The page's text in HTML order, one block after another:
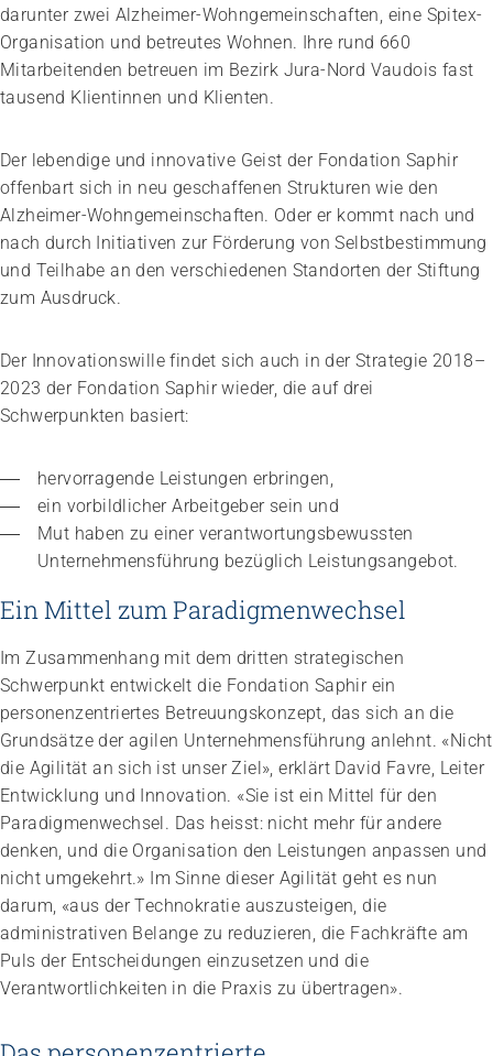
Impuls
Umgang mit verhaltensbezogenen und
psychologischen Symptomen bei Menschen mit
Demenz
online
darunter zwei Alzheimer-Wohngemeinschaften, eine Spitex-
Organisation und betreutes Wohnen. Ihre rund 660
Mitarbeitenden betreuen im Bezirk Jura-Nord Vaudois fast
tausend Klientinnen und Klienten.
Der lebendige und innovative Geist der Fondation Saphir
offenbart sich in neu geschaffenen Strukturen wie den
Alzheimer-Wohngemeinschaften. Oder er kommt nach und
nach durch Initiativen zur Förderung von Selbstbestimmung
und Teilhabe an den verschiedenen Standorten der Stiftung
zum Ausdruck.
Der Innovationswille findet sich auch in der Strategie 2018–
2023 der Fondation Saphir wieder, die auf drei
Schwerpunkten basiert:
hervorragende Leistungen erbringen,
ein vorbildlicher Arbeitgeber sein und
Mut haben zu einer verantwortungsbewussten
Unternehmensführung bezüglich Leistungsangebot.
Ein Mittel zum Paradigmenwechsel
Im Zusammenhang mit dem dritten strategischen
Schwerpunkt entwickelt die Fondation Saphir ein
personenzentriertes Betreuungskonzept, das sich an die
Grundsätze der agilen Unternehmensführung anlehnt. «Nicht
die Agilität an sich ist unser Ziel», erklärt David Favre, Leiter
Entwicklung und Innovation. «Sie ist ein Mittel für den
Paradigmenwechsel. Das heisst: nicht mehr für andere
denken, und die Organisation den Leistungen anpassen und
nicht umgekehrt.» Im Sinne dieser Agilität geht es nun
darum, «aus der Technokratie auszusteigen, die
administrativen Belange zu reduzieren, die Fachkräfte am
Puls der Entscheidungen einzusetzen und die
Verantwortlichkeiten in die Praxis zu übertragen».